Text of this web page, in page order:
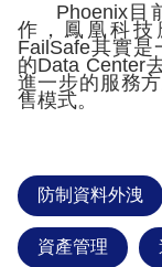
Phoenix目
作，鳳凰科技
FailSafe其實是
的Data Center
進一步的服務
售模式。
防制資料外洩
資產管理